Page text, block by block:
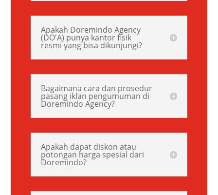
Apakah Doremindo Agency
(DO'A) punya kantor fisik
resmi yang bisa dikunjungi?
Bagaimana cara dan prosedur
pasang iklan pengumuman di
Doremindo Agency?
Apakah dapat diskon atau
potongan harga spesial dari
Doremindo?